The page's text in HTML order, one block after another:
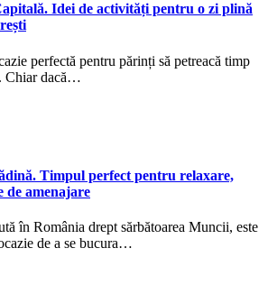
Idei de activități pentru o zi plină
perfectă pentru părinți să petreacă timp
Chiar dacă…
Timpul perfect pentru relaxare,
de amenajare
în România drept sărbătoarea Muncii, este
de a se bucura…